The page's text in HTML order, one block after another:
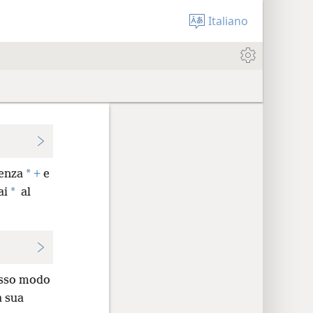
Italiano
* +e
* al
modo
sua